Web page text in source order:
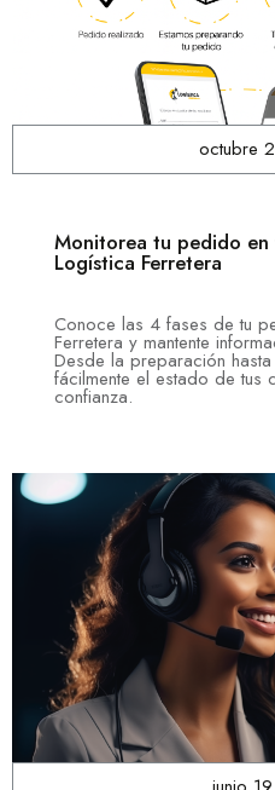
octubre
Monitorea tu pedido
Logística Ferretera
Conoce las 4 fases de tu
Ferretera y mantente
Desde la preparación
fácilmente el estado de tus
confianza.